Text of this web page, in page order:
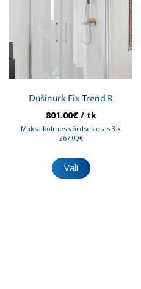
Dušinurk Fix Trend R
801.00€/ tk
Maksa kolmes võrdses osas 3 x
267.00€
Vali
tootel